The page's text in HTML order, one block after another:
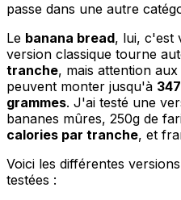
passe dans une autre
Le banana bread, lui, c'est
version classique tourne
tranche, mais attention
peuvent monter jusqu'à
grammes. J'ai testé une
bananes mûres, 250g de
calories par tranche, et
Voici les différentes
testées :